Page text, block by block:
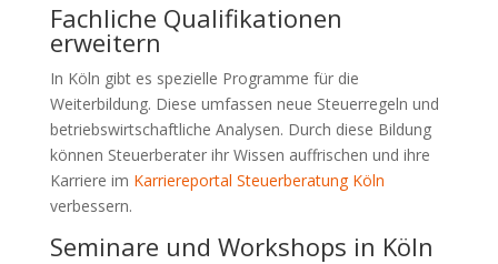
Fachliche Qualifikationen
erweitern
In Köln gibt es spezielle Programme für die
Weiterbildung. Diese umfassen neue Steuerregeln und
betriebswirtschaftliche Analysen. Durch diese Bildung
können Steuerberater ihr Wissen auffrischen und ihre
Karriere im Karriereportal Steuerberatung Köln
verbessern.
Seminare und Workshops in Köln